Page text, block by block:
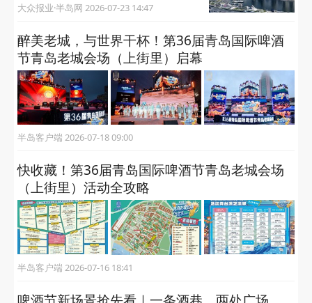
大众报业·半岛网 2026-07-23 14:47
醉美老城，与世界干杯！第36届青岛国际啤酒
节青岛老城会场（上街里）启幕
半岛客户端 2026-07-18 09:00
快收藏！第36届青岛国际啤酒节青岛老城会场
（上街里）活动全攻略
半岛客户端 2026-07-16 18:41